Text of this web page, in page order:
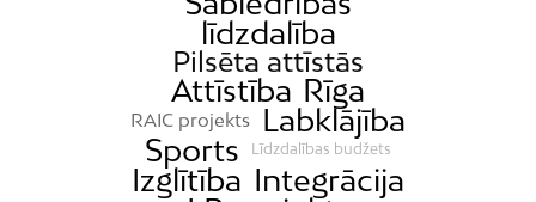
līdzdalība
Pilsēta attīstās
Attīstība Rīga
RAIC projekts
Labklājība
Sports
Līdzdalības budžets
Izglītība Integrācija